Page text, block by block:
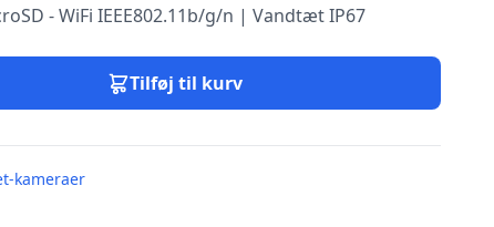
- WiFi IEEE802.11b/g/n | Vandtæt IP67
Tilføj til kurv
kameraer